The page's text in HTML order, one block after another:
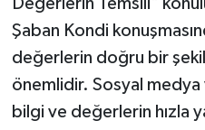
Değerlerin Temsili"
Şaban Kondi
değerlerin doğru bir
önemlidir. Sosyal
bilgi ve değerlerin hızla
Hakkari Müftülüğü
Iğdır Müftülüğü